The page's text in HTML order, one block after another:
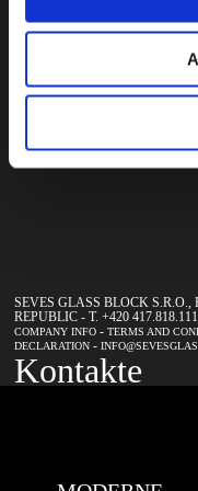
ein,
abonnieren
SEVES GLASS BLOCK
REPUBLIC - T. +420
COMPANY INFO -TERMS AND
DECLARATION -
Kontakte